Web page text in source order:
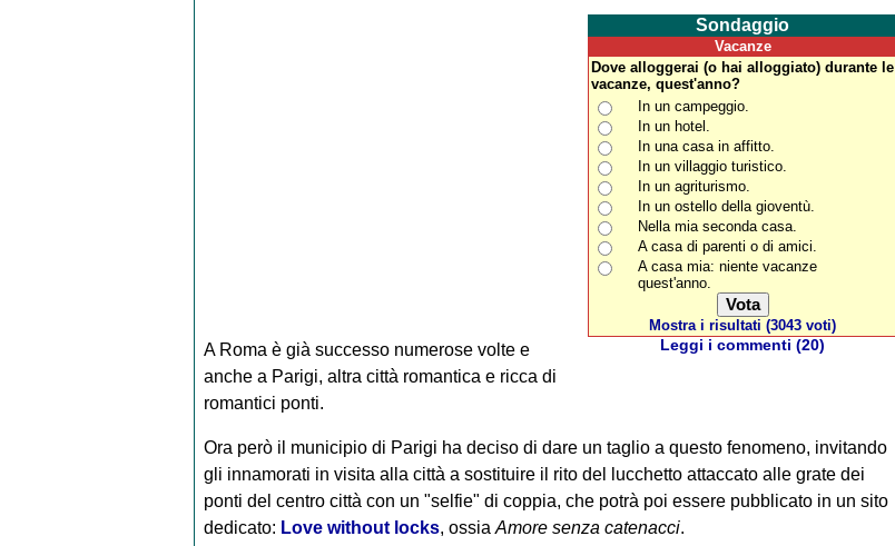
Sondaggio
Vacanze
Dove alloggerai (o hai alloggiato) durante le
vacanze, quest'anno?
In un campeggio.
In un hotel.
In una casa in affitto.
In un villaggio turistico.
In un agriturismo.
In un ostello della gioventù.
Nella mia seconda casa.
A casa di parenti o di amici.
A casa mia: niente vacanze
quest'anno.
Mostra i risultati (3043 voti)
Leggi i commenti (20)
A Roma è già successo numerose volte e
anche a Parigi, altra città romantica e ricca di
romantici ponti.
Ora però il municipio di Parigi ha deciso di dare un taglio a questo fenomeno, invitando
gli innamorati in visita alla città a sostituire il rito del lucchetto attaccato alle grate dei
ponti del centro città con un "selfie" di coppia, che potrà poi essere pubblicato in un sito
dedicato: Love without locks, ossia Amore senza catenacci.